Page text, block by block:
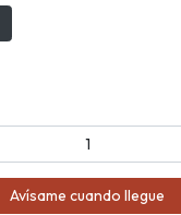
Avísame cuando llegue